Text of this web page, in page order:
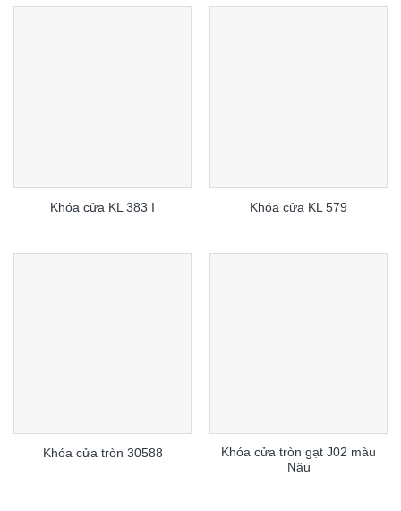
Khóa cửa KL 383 I Khóa cửa KL 579
Khóa cửa tròn 30588
Khóa cửa tròn gạt J02 màu
Nâu